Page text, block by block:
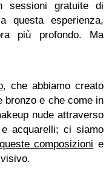
sessioni gratuite di
questa esperienza,
più profondo. Ma
, che abbiamo creato
bronzo e che come in
nude attraverso
acquarelli; ci siamo
composizioni e